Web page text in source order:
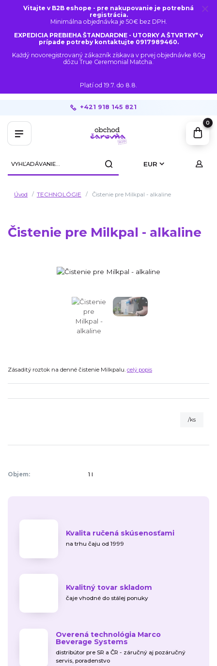
Vitajte v B2B eshope - pre nakupovanie je potrebná
registrácia.
Minimálna objednávka je 50€ bez DPH.
EXPEDICIA PREBIEHA ŠTANDARDNE - UTORKY A ŠTVRTKY* v
prípade potreby kontaktujte 0917989460.
Každý novoregistrovaný zákazník získava v prvej objednávke 80g
dózu True Ceremonial Matcha.
Platí od 19.7. do 8.8.
EUR
+421 918 145 821
0
Úvod TECHNOLÓGIE Čistenie pre Milkpal - alkaline
Čistenie pre Milkpal - alkaline
Zásaditý roztok na denné čistenie Milkpalu. celý popis
/ks
Objem: 1 l
Kvalita ručená skúsenosťami
na trhu čaju od 1999
Kvalitný tovar skladom
čaje vhodné do stálej ponuky
Overená technológia Marco
Beverage Systems
distribútor pre SR a ČR - záručný aj pozáručný
servis, poradenstvo